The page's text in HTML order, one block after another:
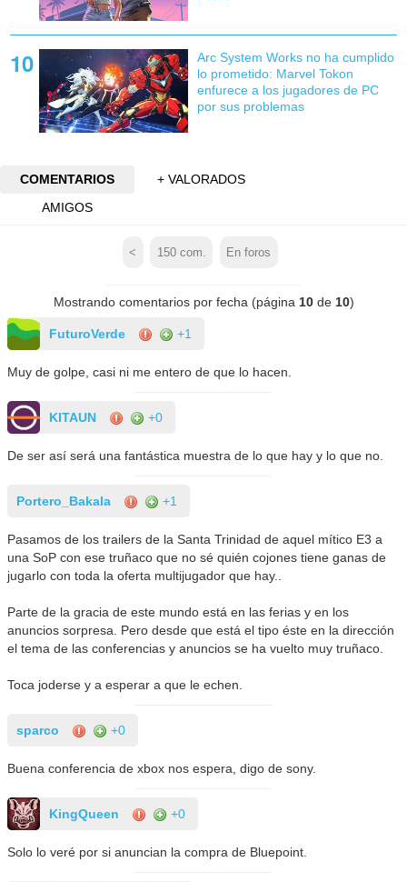
Arc System Works no ha cumplido
lo prometido: Marvel Tokon
enfurece a los jugadores de PC
por sus problemas
COMENTARIOS
+ VALORADOS
AMIGOS
< 150com. En foros
Mostrando comentarios por fecha (página 10de 10)
FuturoVerde +1
Muy de golpe, casi ni me entero de que lo hacen.
KITAUN +0
De ser así será una fantástica muestra de lo que hay y lo que no.
Portero_Bakala +1
Pasamos de los trailers de la Santa Trinidad de aquel mítico E3 a
una SoP con ese truñaco que no sé quién cojones tiene ganas de
jugarlo con toda la oferta multijugador que hay..
Parte de la gracia de este mundo está en las ferias y en los
anuncios sorpresa. Pero desde que está el tipo éste en la dirección
el tema de las conferencias y anuncios se ha vuelto muy truñaco.
Toca joderse y a esperar a que le echen.
sparco +0
Buena conferencia de xbox nos espera, digo de sony.
KingQueen +0
Solo lo veré por si anuncian la compra de Bluepoint.